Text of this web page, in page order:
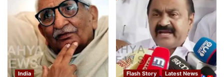
India Flash Story Latest News